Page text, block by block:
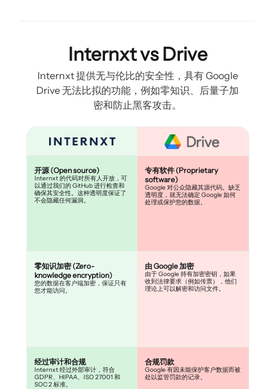
Internxt vs Drive
Internxt 提供无与伦比的安全性，具有 Google
Drive 无法比拟的功能，例如零知识、后量子加
密和防止黑客攻击。
开源 (Open source)
Internxt 的代码对所有人开放，可
以通过我们的 GitHub 进行检查和
确保其安全性。这种透明度保证了
不会隐藏任何漏洞。
零知识加密 (Zero-
knowledge encryption)
您的数据在客户端加密，保证只有
您才能访问。
经过审计和合规
Internxt 经过外部审计，符合
GDPR、HIPAA、ISO 27001 和
SOC 2 标准。
专有软件 (Proprietary
software)
Google 对公众隐藏其源代码。缺乏
透明度，就无法确定 Google 如何
处理或保护您的数据。
由 Google 加密
由于 Google 持有加密密钥，如果
收到法律要求（例如传票），他们
理论上可以解密和访问文件。
合规罚款
Google 有因未能保护客户数据而被
处以监管罚款的记录。